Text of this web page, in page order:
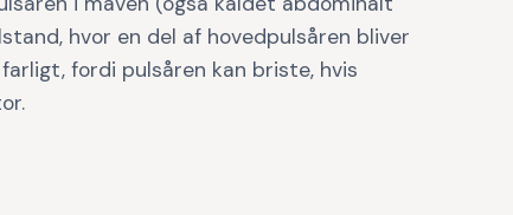
hvor en del af hovedpulsåren bliver
fordi pulsåren kan briste, hvis